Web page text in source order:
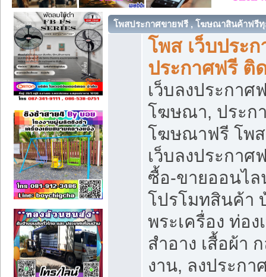
โพสประกาศขายฟรี , โฆษณาสินค้าฟรี
โพส เว็บประก
ประกาศฟรี ติ
เว็บลงประกา
โฆษณา, ประก
โฆษณาฟรี โพส
เว็บลงประกา
ซื้อ-ขายออนไล
โปรโมทสินค้า
พระเครื่อง ท่อง
สำอาง เสื้อผ้า
งาน, ลงประก